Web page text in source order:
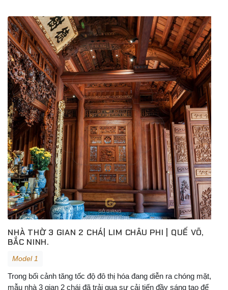
NHÀ THỜ 3 GIAN 2 CHÁ| LIM CHÂU PHI | QUẾ VÕ,
BẮC NINH.
Model 1
Trong bối cảnh tăng tốc độ đô thị hóa đang diễn ra chóng mặt,
mẫu nhà 3 gian 2 chái đã trải qua sự cải tiến đầy sáng tạo để